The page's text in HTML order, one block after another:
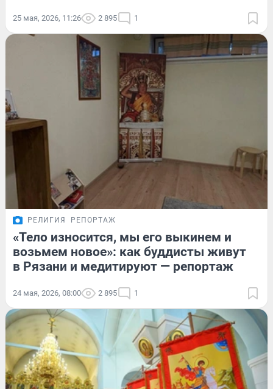
25 мая, 2026, 11:26 2 895 1
РЕЛИГИЯ РЕПОРТАЖ
«Тело износится, мы его выкинем и
возьмем новое»: как буддисты живут
в Рязани и медитируют — репортаж
24 мая, 2026, 08:00 2 895 1